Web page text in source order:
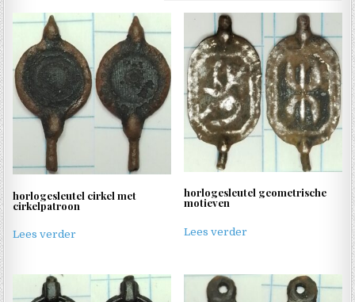
horlogesleutel cirkel met
cirkelpatroon
Lees verder
horlogesleutel geometrische
motieven
Lees verder